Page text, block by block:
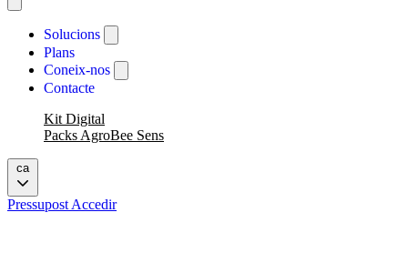
Solucions
Plans
Coneix-nos
Contacte
Kit Digital
Packs AgroBee Sens
ca
Pressupost Accedir